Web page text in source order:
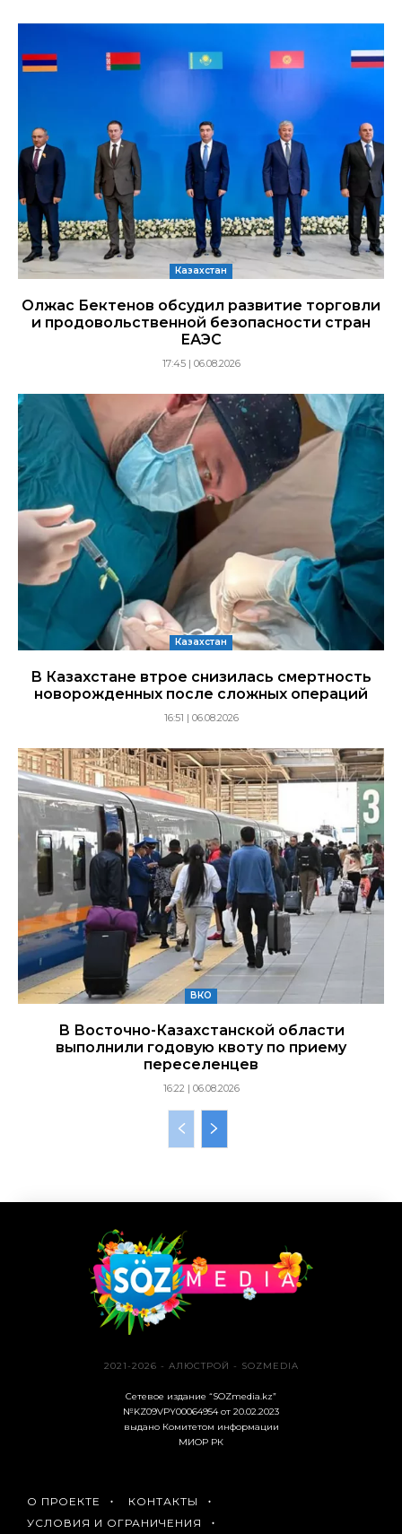
Казахстан
Олжас Бектенов обсудил развитие торговли
и продовольственной безопасности стран
ЕАЭС
17:45 | 06.08.2026
Казахстан
В Казахстане втрое снизилась смертность
новорожденных после сложных операций
16:51 | 06.08.2026
ВКО
В Восточно-Казахстанской области
выполнили годовую квоту по приему
переселенцев
16:22 | 06.08.2026
2021-2026 - АЛЮСТРОЙ - SOZMEDIA
Сетевое издание “SOZmedia.kz”
№KZ09VPY00064954 от 20.02.2023
выдано Комитетом информации
МИОР РК
О ПРОЕКТЕ
КОНТАКТЫ
УСЛОВИЯ И ОГРАНИЧЕНИЯ